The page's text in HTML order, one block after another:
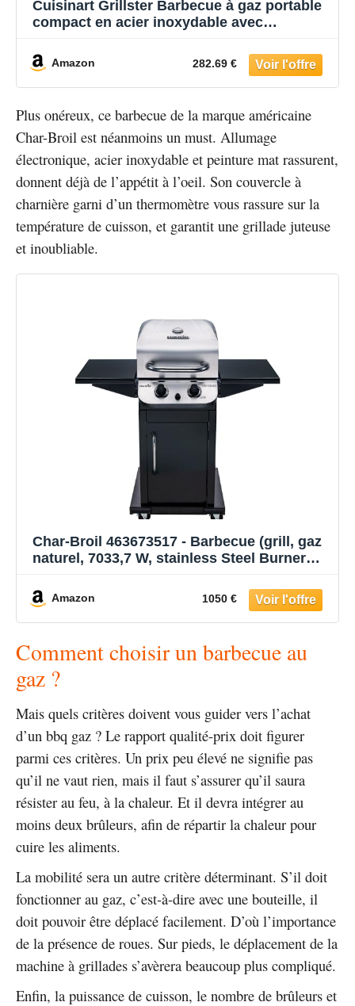
Cuisinart Grillster Barbecue à gaz portable
compact en acier inoxydable avec
facile, gril au propane 8000 BTU avec grille
de cuisson passe au lave-vaisselle
Amazon 282.69 €
Plus onéreux, ce barbecue de la marque américaine
Char-Broil est néanmoins un must. Allumage
électronique, acier inoxydable et peinture mat rassurent,
donnent déjà de l’appétit à l’oeil. Son couvercle à
charnière garni d’un thermomètre vous rassure sur la
température de cuisson, et garantit une grillade juteuse
et inoubliable.
Char-Broil 463673517 - Barbecue (grill, gaz
naturel, 7033,7 W, stainless Steel Burner
Amazon 1050 €
Comment choisir un barbecue au
gaz ?
Mais quels critères doivent vous guider vers l’achat
d’un bbq gaz ? Le rapport qualité-prix doit figurer
parmi ces critères. Un prix peu élevé ne signifie pas
qu’il ne vaut rien, mais il faut s’assurer qu’il saura
résister au feu, à la chaleur. Et il devra intégrer au
moins deux brûleurs, afin de répartir la chaleur pour
cuire les aliments.
La mobilité sera un autre critère déterminant. S’il doit
fonctionner au gaz, c’est-à-dire avec une bouteille, il
doit pouvoir être déplacé facilement. D’où l’importance
de la présence de roues. Sur pieds, le déplacement de la
machine à grillades s’avèrera beaucoup plus compliqué.
Enfin, la puissance de cuisson, le nombre de brûleurs et